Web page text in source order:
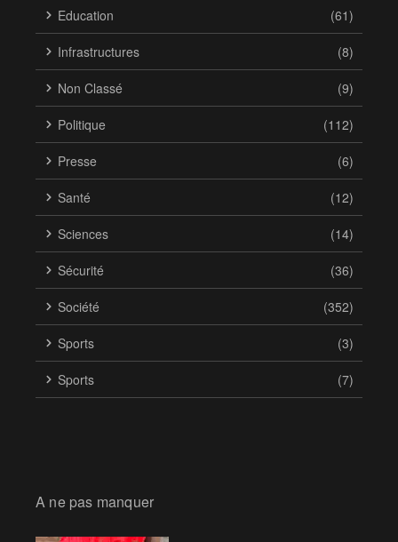
Education (61)
Infrastructures (8)
Non Classé (9)
Politique (112)
Presse (6)
Santé (12)
Sciences (14)
Sécurité (36)
Société (352)
Sports (3)
Sports (7)
A ne pas manquer